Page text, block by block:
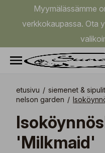
Myymälässämme
verkkokaupassa. Ota
etusivu / siemenet & sipulit
nelson garden /
Isoköynnöskrassi
'Milkmaid'